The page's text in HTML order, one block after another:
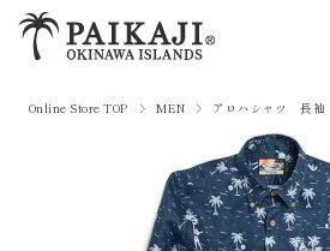
Online Store TOP MEN アロハシャツ 長袖